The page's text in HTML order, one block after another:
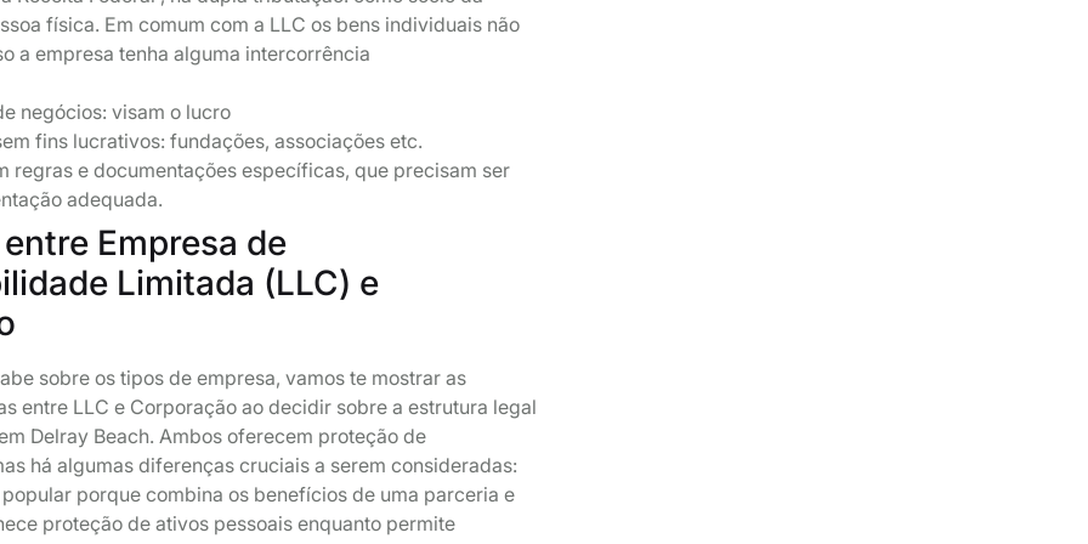
física. Em comum com a LLC os bens individuais não
a empresa tenha alguma intercorrência
negócios: visam o lucro
fins lucrativos: fundações, associações etc.
regras e documentações específicas, que precisam ser
adequada.
Empresa de
Limitada (LLC) e
sobre os tipos de empresa, vamos te mostrar as
entre LLC e Corporação ao decidir sobre a estrutura legal
Delray Beach. Ambos oferecem proteção de
há algumas diferenças cruciais a serem consideradas:
porque combina os benefícios de uma parceria e
proteção de ativos pessoais enquanto permite